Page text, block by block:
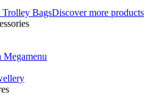
Trolley BagsDiscover more products
Megamenu